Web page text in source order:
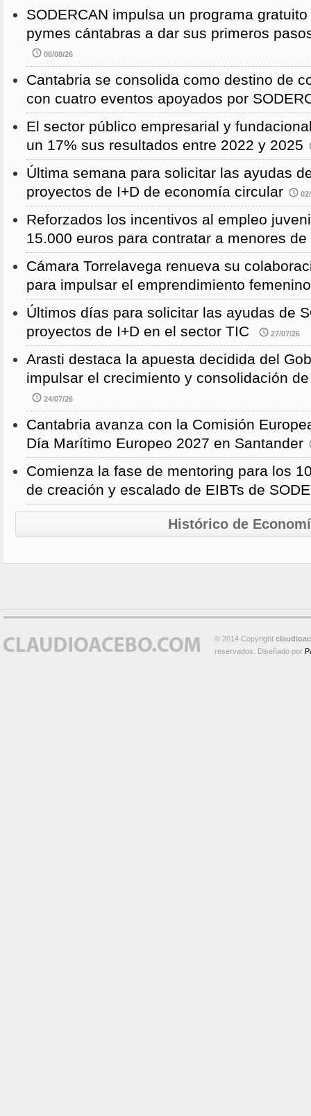
SODERCAN impulsa un programa
pymes cántabras a dar sus primeros
06/08/26
Cantabria se consolida como destino de
con cuatro eventos apoyados por
El sector público empresarial y
un 17% sus resultados entre 2022 y 2025
Última semana para solicitar las ayudas
proyectos de I+D de economía circular
Reforzados los incentivos al empleo
15.000 euros para contratar a menores
Cámara Torrelavega renueva su
para impulsar el emprendimiento femenino
Últimos días para solicitar las ayudas de
proyectos de I+D en el sector TIC
27/07/26
Arasti destaca la apuesta decidida del
impulsar el crecimiento y consolidación
24/07/26
Cantabria avanza con la Comisión
Día Marítimo Europeo 2027 en Santander
Comienza la fase de mentoring para los
de creación y escalado de EIBTs de
Histórico de
© 2014 Copyright
reservados. Diseñado por